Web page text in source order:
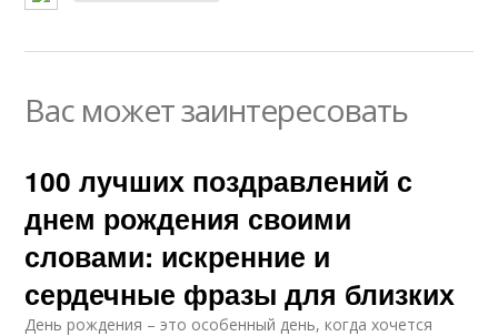
Вас может заинтересовать
100 лучших поздравлений с
днем рождения своими
словами: искренние и
сердечные фразы для близких
День рождения – это особенный день, когда хочется